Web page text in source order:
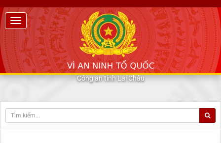
Công an tỉnh Lai Châu